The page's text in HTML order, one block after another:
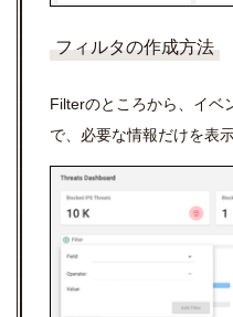
フィルタの作成方法
Filterのところから、イベ
で、必要な情報だけを表